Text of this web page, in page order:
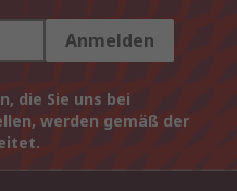
Anmelden
die Sie uns bei
werden gemäß der